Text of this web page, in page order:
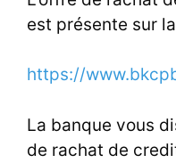
est présente sur
https://
La banque vous
de rachat de